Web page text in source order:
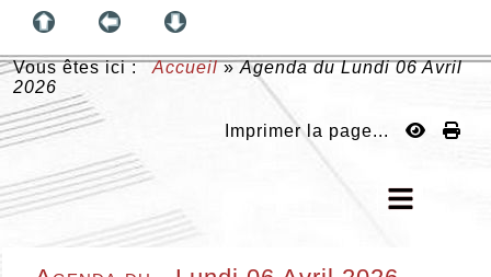
Vous êtes ici :Accueil»Agenda duLundi 06 Avril
2026
Imprimer la page...